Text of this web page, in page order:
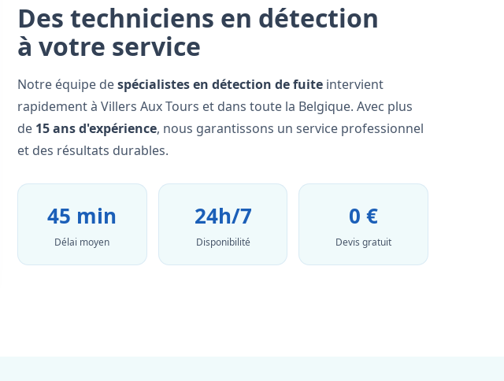
Des techniciens en détection
à votre service
Notre équipe despécialistes en détection de fuite intervient
rapidement à Villers Aux Tours et dans toute la Belgique. Avec plus
de 15 ans d'expérience, nous garantissons un service professionnel
et des résultats durables.
45 min
Délai moyen
24h/7
Disponibilité
0 €
Devis gratuit